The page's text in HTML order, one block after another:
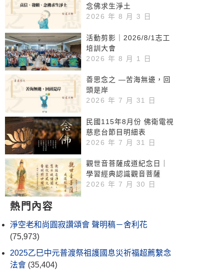
念佛求生淨土
2026 年 8 月 3 日
活動剪影｜2026/8/1志工
培訓大會
2026 年 8 月 1 日
善思念之 —苦海無邊，回
頭是岸
2026 年 7 月 31 日
民國115年8月份 佛衛電視
慈悲台節目明細表
2026 年 7 月 31 日
觀世音菩薩成道紀念日｜
學習經典認識觀音菩薩
2026 年 7 月 30 日
熱門內容
淨空老和尚圓寂讚頌會 聲明稿－舍利花
(75,973)
2025乙巳中元普渡祭祖護國息災祈福超薦繫念
法會 (35,404)